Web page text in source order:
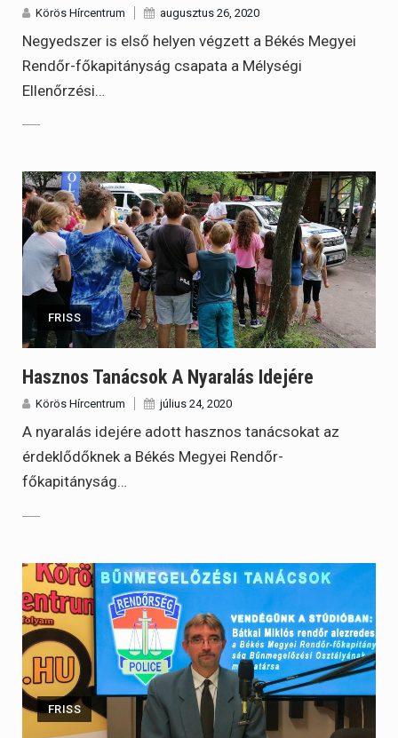
Körös Hírcentrum augusztus 26, 2020
Negyedszer is első helyen végzett a Békés Megyei
Rendőr-főkapitányság csapata a Mélységi
Ellenőrzési…
FRISS
Hasznos Tanácsok A Nyaralás Idejére
Körös Hírcentrum július 24, 2020
A nyaralás idejére adott hasznos tanácsokat az
érdeklődőknek a Békés Megyei Rendőr-
főkapitányság…
FRISS